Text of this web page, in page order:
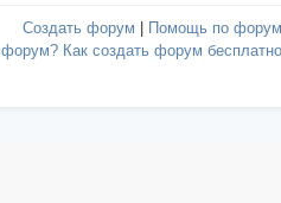
Создать форум Помощь по